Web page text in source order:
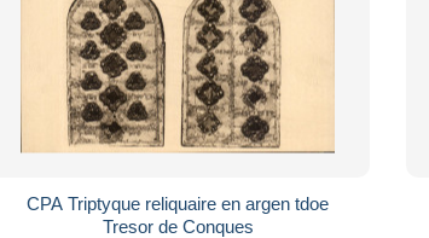
CPA Triptyque reliquaire en argen tdoe
Tresor de Conques